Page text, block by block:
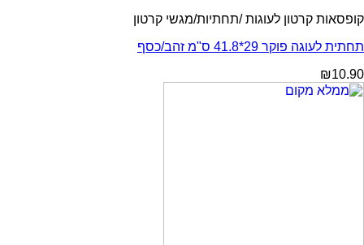
קופסאות קרטון לעוגות /תחתיות/מגשי קרטון
תחתית לעוגה פוקר 29*41.8 ס"מ זהב/כסף
₪10.90